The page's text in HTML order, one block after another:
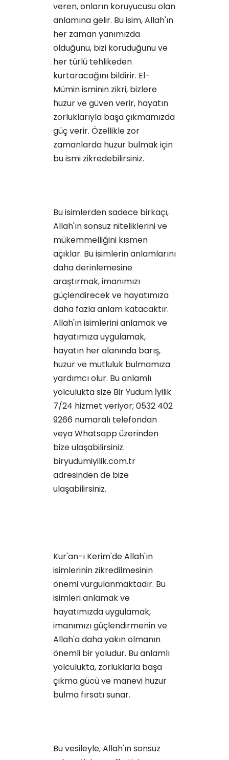
veren, onların koruyucusu olan
anlamına gelir. Bu isim, Allah'ın
her zaman yanımızda
olduğunu, bizi koruduğunu ve
her türlü tehlikeden
kurtaracağını bildirir. El-
Mümin isminin zikri, bizlere
huzur ve güven verir, hayatın
zorluklarıyla başa çıkmamızda
güç verir. Özellikle zor
zamanlarda huzur bulmak için
bu ismi zikredebilirsiniz.
Bu isimlerden sadece birkaçı,
Allah'ın sonsuz niteliklerini ve
mükemmelliğini kısmen
açıklar. Bu isimlerin anlamlarını
daha derinlemesine
araştırmak, imanımızı
güçlendirecek ve hayatımıza
daha fazla anlam katacaktır.
Allah'ın isimlerini anlamak ve
hayatımıza uygulamak,
hayatın her alanında barış,
huzur ve mutluluk bulmamıza
yardımcı olur. Bu anlamlı
yolculukta size Bir Yudum İyilik
7/24 hizmet veriyor; 0532 402
9266 numaralı telefondan
veya Whatsapp üzerinden
bize ulaşabilirsiniz.
biryudumiyilik.com.tr
adresinden de bize
ulaşabilirsiniz.
Kur'an-ı Kerim'de Allah'ın
isimlerinin zikredilmesinin
önemi vurgulanmaktadır. Bu
isimleri anlamak ve
hayatımızda uygulamak,
imanımızı güçlendirmenin ve
Allah'a daha yakın olmanın
önemli bir yoludur. Bu anlamlı
yolculukta, zorluklarla başa
çıkma gücü ve manevi huzur
bulma fırsatı sunar.
Bu vesileyle, Allah'ın sonsuz